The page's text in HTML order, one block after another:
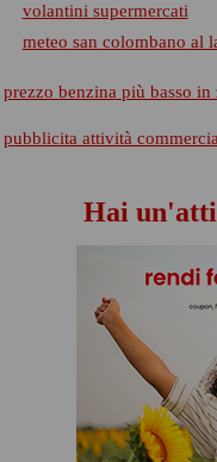
volantini supermercati
meteo san colombano al
prezzo benzina più basso in
pubblicita attività
Hai